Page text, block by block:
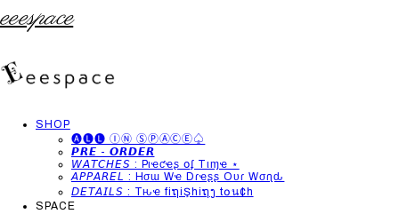
eeespace
SHOP
🅐🅛🅛 ⒾⓃ ⓈⓅⒶⒸⒺ♤
𝙋𝙍𝙀 - 𝙊𝙍𝘿𝙀𝙍
𝘞𝘈𝘛𝘊𝘏𝘌𝘚 : Pιҽƈҽʂ օʄ Tιɱҽ ⋆
𝘈𝘗𝘗𝘈𝘙𝘌𝘓 : Hσɯ Wҽ Dɾҽʂʂ Oυɾ Wσɾʅԃ
𝘋𝘌𝘛𝘈𝘐𝘓𝘚 : Tԋҽ fiຖiŞhiຖງ t໐น¢h
SPACE